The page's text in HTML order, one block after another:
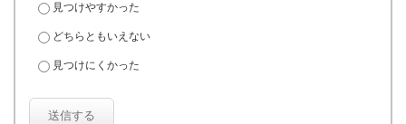
見つけやすかった
どちらともいえない
見つけにくかった
送信する